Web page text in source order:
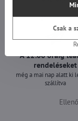
100%-os
garantálunk
A 12:00 óráig
rendeléseket
még a mai nap alatt ki
szállítva
Csak a